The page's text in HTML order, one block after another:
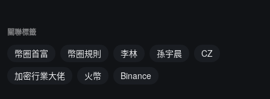
關聯標籤
幣圈首富 幣圈規則 李林 孫宇晨
CZ
加密行業大佬
火幣 Binance